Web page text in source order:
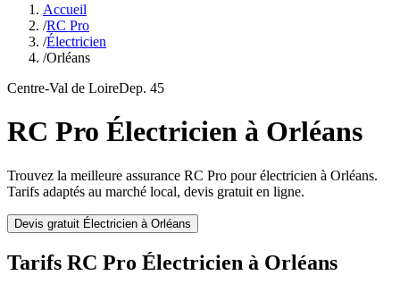
Accueil
/RC Pro
/Électricien
/Orléans
Centre-Val de LoireDep. 45
RC Pro Électricien à Orléans
Trouvez la meilleure assurance RC Pro pourélectricien à Orléans.
Tarifs adaptés au marché local, devis gratuit en ligne.
Devis gratuit Électricien à Orléans
Tarifs RC Pro Électricien à Orléans